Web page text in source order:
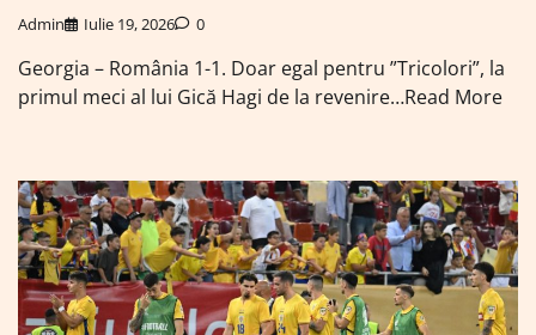
Admin Iulie 19, 2026 0
Georgia – România 1-1. Doar egal pentru ”Tricolori”, la
primul meci al lui Gică Hagi de la revenire…Read More